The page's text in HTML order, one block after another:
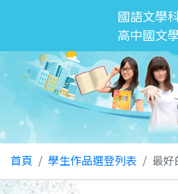
國語文學
高中國文
首頁 學生作品選登列表 最